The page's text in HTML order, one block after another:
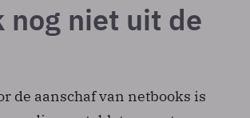
nog niet uit de
de aanschaf van netbooks is